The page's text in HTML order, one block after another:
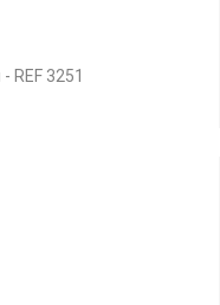
REF 3251